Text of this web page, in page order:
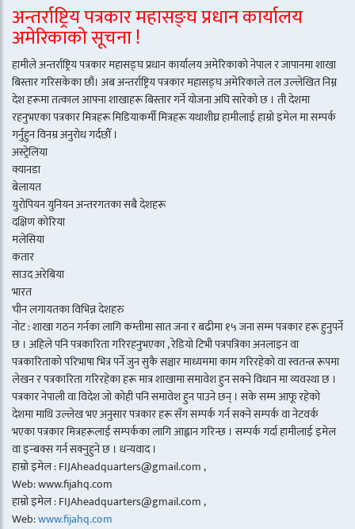
अन्तर्राष्ट्रिय पत्रकार महासङ्घ प्रधान कार्यालय
अमेरिकाको सूचना !
हामीले अन्तर्राष्ट्रिय पत्रकार महासङ्घ प्रधान कार्यालय अमेरिकाको नेपाल र जापानमा शाखा
बिस्तार गरिसकेका छौं। अब अन्तर्राष्ट्रिय पत्रकार महासङ्घ अमेरिकाले तल उल्लेखित निम्न
देश हरूमा तत्काल आफ्ना शाखाहरू बिस्तार गर्ने योजना अघि सारेको छ । ती देशमा
रहनुभएका पत्रकार मित्रहरू मिडियाकर्मी मित्रहरू यथाशीघ्र हामीलाई हाम्रो इमेल मा सम्पर्क
गर्नुहुन विनम्र अनुरोध गर्दछौँ ।
अस्ट्रेलिया
क्यानडा
बेलायत
युरोपियन युनियन अन्तरगतका सबै देशहरू
दक्षिण कोरिया
मलेसिया
कतार
साउद अरेबिया
भारत
चीन लगायतका विभिन्न देशहरु
नोट : शाखा गठन गर्नका लागि कम्तीमा सात जना र बढीमा १५ जना सम्म पत्रकार हरू हुनुपर्ने
छ । अहिले पनि पत्रकारिता गरिरहनुभएका , रेडियो टिभी पत्रपत्रिका अनलाइन वा
पत्रकारिताको परिभाषा भित्र पर्ने जुन सुकै सञ्चार माध्यममा काम गरिरहेको वा स्वतन्त्र रूपमा
लेखन र पत्रकारिता गरिरहेका हरू मात्र शाखामा समावेश हुन सक्ने विधान मा व्यवस्था छ ।
पत्रकार नेपाली वा विदेश जो कोही पनि समावेश हुन पाउने छन् । सके सम्म आफू रहेको
देशमा माथि उल्लेख भए अनुसार पत्रकार हरू सँग सम्पर्क गर्न सक्ने सम्पर्क वा नेटवर्क
भएका पत्रकार मित्रहरूलाई सम्पर्कका लागि आह्वान गरिन्छ । सम्पर्क गर्दा हामीलाई इमेल
वा इन्बक्स गर्न सक्नुहुने छ । धन्यवाद ।
हाम्रो इमेल : FIJAheadquarters@gmail.com ,
Web: www.fijahq.com
हाम्रो इमेल : FIJAheadquarters@gmail.com ,
Web:www.fijahq.com